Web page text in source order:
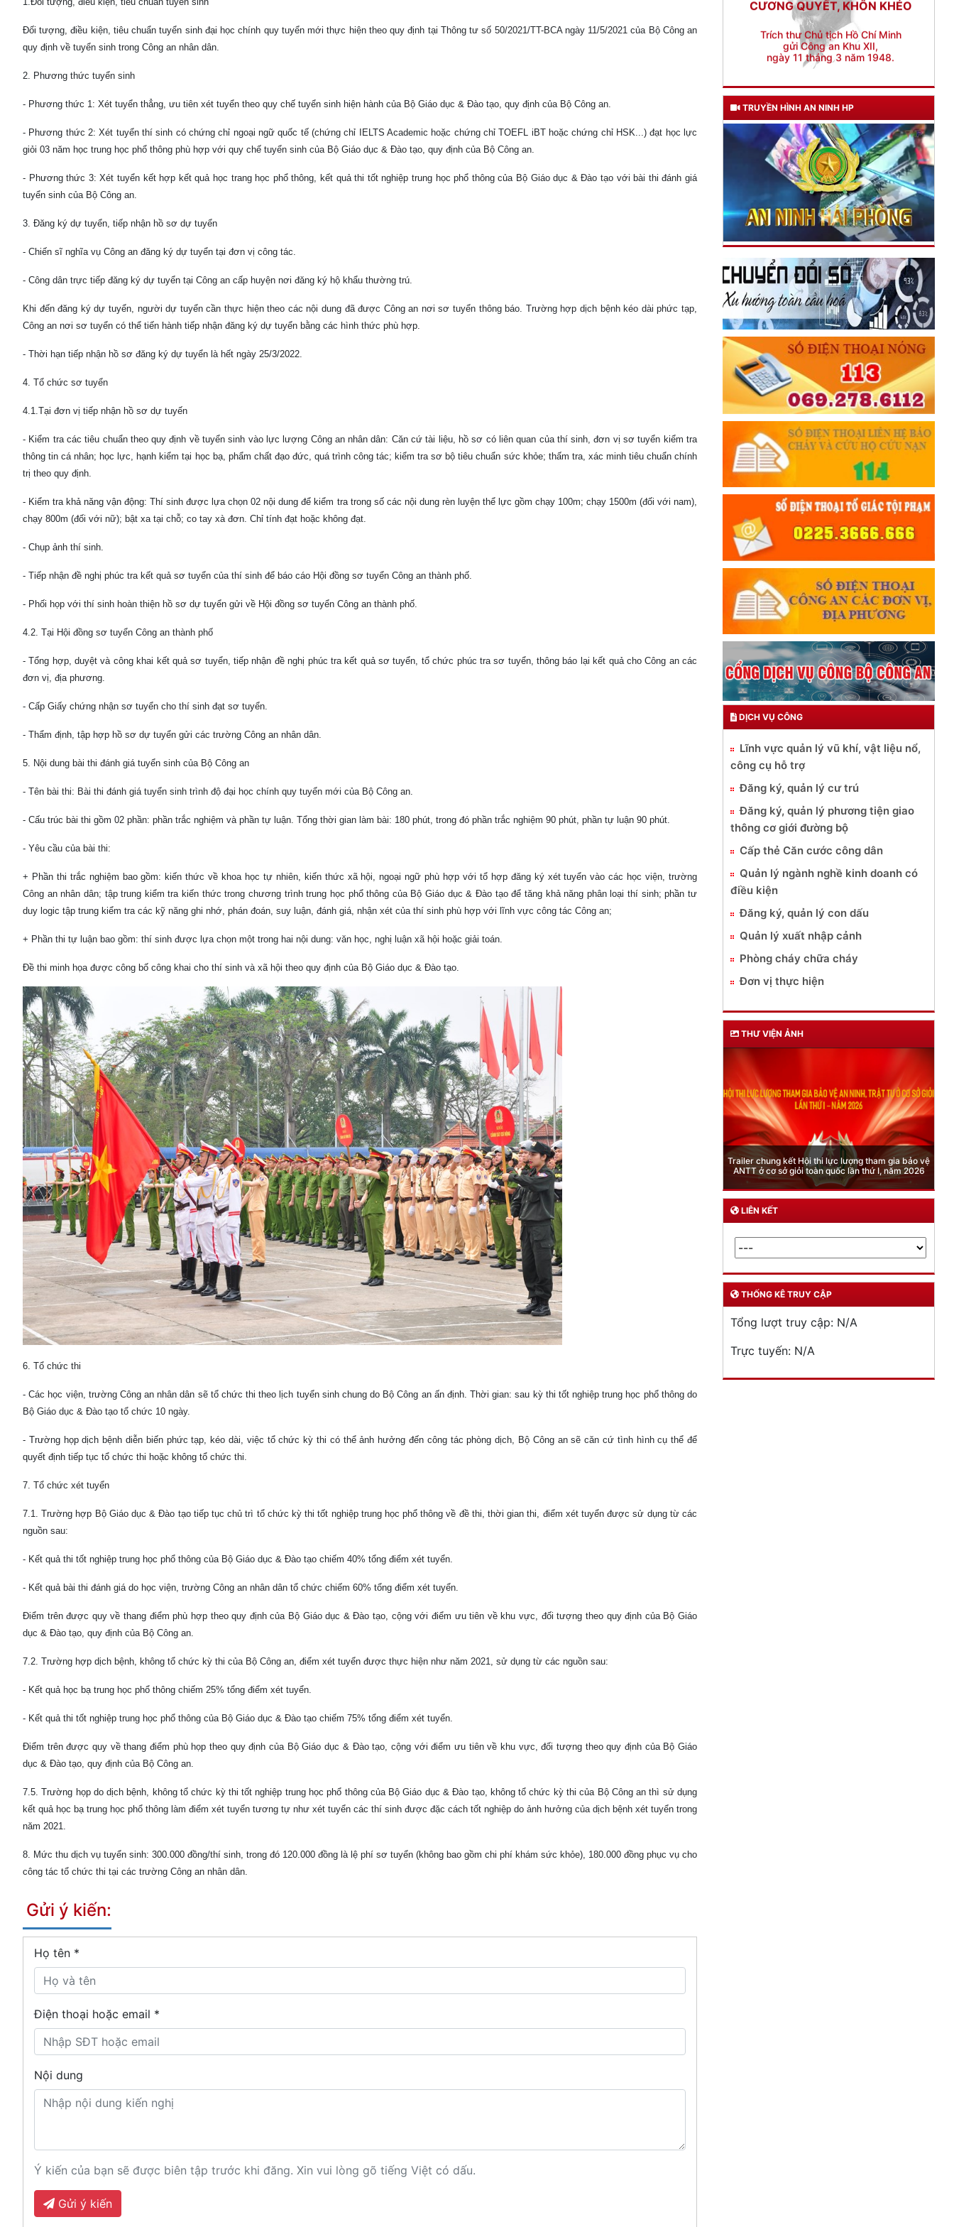
Đối tượng, điều kiện, tiêu chuẩn tuyển sinh đại học chính quy tuyển mới thực hiện theo quy định tại Thông tư số 50/2021/TT-BCA ngày 11/5/2021 của Bộ Công an
quy định về tuyển sinh trong Công an nhân dân.
2. Phương thức tuyển sinh
- Phương thức 1: Xét tuyển thẳng, ưu tiên xét tuyển theo quy chế tuyển sinh hiện hành của Bộ Giáo dục & Đào tạo, quy định của Bộ Công an.
- Phương thức 2: Xét tuyển thí sinh có chứng chỉ ngoại ngữ quốc tế (chứng chỉ IELTS Academic hoặc chứng chỉ TOEFL iBT hoặc chứng chỉ HSK...) đạt học lực
giỏi 03 năm học trung học phổ thông phù hợp với quy chế tuyển sinh của Bộ Giáo dục & Đào tạo, quy định của Bộ Công an.
- Phương thức 3: Xét tuyển kết hợp kết quả học trang học phổ thông, kết quả thi tốt nghiệp trung học phổ thông của Bộ Giáo dục & Đào tạo với bài thi đánh giá
tuyển sinh của Bộ Công an.
3. Đăng ký dự tuyển, tiếp nhận hồ sơ dự tuyển
- Chiến sĩ nghĩa vụ Công an đăng ký dự tuyển tại đơn vị công tác.
- Công dân trực tiếp đăng ký dự tuyển tại Công an cấp huyện nơi đăng ký hộ khẩu thường trú.
Khi đến đăng ký dự tuyển, người dự tuyển cần thực hiện theo các nội dung đã được Công an nơi sơ tuyển thông báo. Trường hợp dịch bệnh kéo dài phức tạp,
Công an nơi sơ tuyển có thể tiến hành tiếp nhận đăng ký dự tuyển bằng các hình thức phù hợp.
- Thời hạn tiếp nhận hồ sơ đăng ký dự tuyển là hết ngày 25/3/2022.
4. Tổ chức sơ tuyển
4.1.Tại đơn vị tiếp nhận hồ sơ dự tuyến
- Kiểm tra các tiêu chuẩn theo quy định về tuyển sinh vào lực lượng Công an nhân dân: Căn cứ tài liệu, hồ sơ có liên quan của thí sinh, đơn vị sơ tuyển kiểm tra
thông tin cá nhân; học lực, hạnh kiểm tại học bạ, phẩm chất đạo đức, quá trình công tác; kiểm tra sơ bộ tiêu chuẩn sức khỏe; thấm tra, xác minh tiêu chuẩn chính
trị theo quy định.
- Kiểm tra khả năng vận động: Thí sinh được lựa chọn 02 nội dung để kiểm tra trong số các nội dung rèn luyện thể lực gồm chạy 100m; chạy 1500m (đối với nam),
chạy 800m (đối với nữ); bật xa tại chỗ; co tay xà đơn. Chỉ tính đạt hoặc không đạt.
- Chụp ảnh thí sinh.
- Tiếp nhận đề nghị phúc tra kết quả sơ tuyển của thí sinh để báo cáo Hội đồng sơ tuyển Công an thành phố.
- Phối họp với thí sinh hoàn thiện hồ sơ dự tuyển gửi về Hội đồng sơ tuyển Công an thành phố.
4.2. Tại Hội đồng sơ tuyển Công an thành phố
- Tổng hợp, duyệt và công khai kết quả sơ tuyển, tiếp nhận đề nghị phúc tra kết quả sơ tuyển, tổ chức phúc tra sơ tuyển, thông báo lại kết quả cho Công an các
đơn vị, địa phương.
- Cấp Giấy chứng nhận sơ tuyển cho thí sinh đạt sơ tuyển.
- Thẩm định, tập hợp hồ sơ dự tuyển gửi các trường Công an nhân dân.
5. Nội dung bài thi đánh giá tuyển sinh của Bộ Công an
- Tên bài thi: Bài thi đánh giá tuyển sinh trình độ đại học chính quy tuyển mới của Bộ Công an.
- Cấu trúc bài thi gồm 02 phần: phần trắc nghiệm và phần tự luận. Tổng thời gian làm bài: 180 phút, trong đó phần trắc nghiệm 90 phút, phần tự luận 90 phút.
- Yêu cầu của bài thi:
+ Phần thi trắc nghiệm bao gồm: kiến thức về khoa học tự nhiên, kiến thức xã hội, ngoại ngữ phù hợp với tổ hợp đăng ký xét tuyển vào các học viện, trường
Công an nhân dân; tập trung kiểm tra kiến thức trong chương trình trung học phổ thông của Bộ Giáo dục & Đào tạo để tăng khả năng phân loại thí sinh; phần tư
duy logic tập trung kiểm tra các kỹ năng ghi nhớ, phán đoán, suy luận, đánh giá, nhận xét của thí sinh phù hợp với lĩnh vực công tác Công an;
+ Phần thi tự luận bao gồm: thí sinh được lựa chọn một trong hai nội dung: văn học, nghị luận xã hội hoặc giải toán.
Đề thi minh họa được công bố công khai cho thí sinh và xã hội theo quy định của Bộ Giáo dục & Đào tạo.
6. Tổ chức thi
- Các học viện, trường Công an nhân dân sẽ tổ chức thi theo lịch tuyển sinh chung do Bộ Công an ấn định. Thời gian: sau kỳ thi tốt nghiệp trung học phổ thông do
Bộ Giáo dục & Đào tạo tổ chức 10 ngày.
- Trường họp dịch bệnh diễn biến phức tạp, kéo dài, việc tổ chức kỳ thi có thể ảnh hưởng đến công tác phòng dịch, Bộ Công an sẽ căn cứ tình hình cụ thể để
quyết định tiếp tục tổ chức thi hoặc không tổ chức thi.
7. Tổ chức xét tuyển
7.1. Trường hợp Bộ Giáo dục & Đào tạo tiếp tục chủ trì tổ chức kỳ thi tốt nghiệp trung học phổ thông về đề thi, thời gian thi, điểm xét tuyển được sử dụng từ các
nguồn sau:
- Kết quả thi tốt nghiệp trung học phổ thông của Bộ Giáo dục & Đào tạo chiếm 40% tổng điểm xét tuyển.
- Kết quả bài thi đánh giá do học viện, trường Công an nhân dân tổ chức chiếm 60% tổng điểm xét tuyển.
Điểm trên được quy về thang điểm phù hợp theo quy định của Bộ Giáo dục & Đào tạo, cộng với điểm ưu tiên về khu vực, đối tượng theo quy định của Bộ Giáo
dục & Đào tạo, quy định của Bộ Công an.
7.2. Trường hợp dịch bệnh, không tổ chức kỳ thi của Bộ Công an, điểm xét tuyển được thực hiện như năm 2021, sử dụng từ các nguồn sau:
- Kết quả học bạ trung học phổ thông chiếm 25% tổng điểm xét tuyển.
- Kết quả thi tốt nghiệp trung học phổ thông của Bộ Giáo dục & Đào tạo chiếm 75% tổng điểm xét tuyển.
Điểm trên được quy về thang điểm phù họp theo quy định của Bộ Giáo dục & Đào tạo, cộng với điểm ưu tiên về khu vực, đối tượng theo quy định của Bộ Giáo
dục & Đào tạo, quy định của Bộ Công an.
7.5. Trường họp do dịch bệnh, không tổ chức kỳ thi tốt nghiệp trung học phổ thông của Bộ Giáo dục & Đào tạo, không tổ chức kỳ thi của Bộ Công an thì sử dụng
kết quả học bạ trung học phổ thông làm điểm xét tuyển tương tự như xét tuyển các thí sinh được đặc cách tốt nghiệp do ảnh hưởng của dịch bệnh xét tuyển trong
năm 2021.
8. Mức thu dịch vụ tuyển sinh: 300.000 đồng/thí sinh, trong đó 120.000 đồng là lệ phí sơ tuyển (không bao gồm chi phí khám sức khỏe), 180.000 đồng phục vụ cho
công tác tổ chức thi tại các trường Công an nhân dân.
Gửi ý kiến:
Họ tên *
Điện thoại hoặc email *
Nội dung
Ý kiến của bạn sẽ được biên tập trước khi đăng. Xin vui lòng gõ tiếng Việt có dấu.
Gửi ý kiến
ngày 11 tháng 3 năm 1948.
TRUYỀN HÌNH AN NINH HP
DỊCH VỤ CÔNG
Lĩnh vực quản lý vũ khí, vật liệu nổ,
công cụ hỗ trợ
Đăng ký, quản lý cư trú
Đăng ký, quản lý phương tiện giao
thông cơ giới đường bộ
Cấp thẻ Căn cước công dân
Quản lý ngành nghề kinh doanh có
điều kiện
Đăng ký, quản lý con dấu
Quản lý xuất nhập cảnh
Phòng cháy chữa cháy
Đơn vị thực hiện
THƯ VIỆN ẢNH
Phòng Quản lý xuất nhập cảnh: Hướng dẫn những
quy định mới trong lĩnh vực xuất cảnh, nhập cảnh
của công dân việt nam từ ngày 01/7/2026
LIÊN KẾT
THỐNG KÊ TRUY CẬP
Tổng lượt truy cập: N/A
Trực tuyến: N/A